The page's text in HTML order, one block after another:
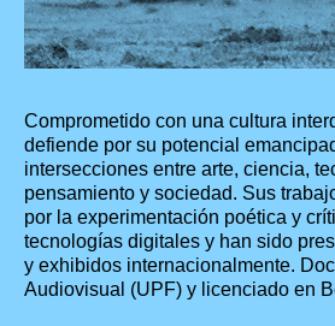
Comprometido con una cultura
defiende por su potencial
intersecciones entre arte, ciencia,
pensamiento y sociedad. Sus
por la experimentación poética y
tecnologías digitales y han sido
y exhibidos internacionalmente.
Audiovisual (UPF) y licenciado en